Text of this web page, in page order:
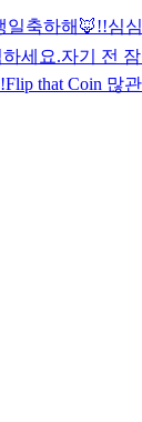
일축하해🦊!!심
세요.자기 전
Flip that Coin 많